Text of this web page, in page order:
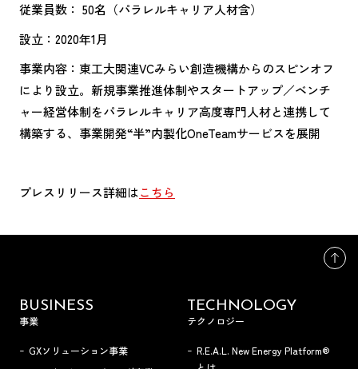
従業員数： 50名（パラレルキャリア人材含）
設立：2020年1月
事業内容：東工大関連VCみらい創造機構からのスピンオフ
により設立。新規事業推進体制やスタートアップ／ベンチ
ャー経営体制をパラレルキャリア高度専門人材と連携して
構築する、事業開発“半”内製化OneTeamサービスを展開
プレスリリース詳細はこちら
BUSINESS
事業
GXソリューション事業
TECHNOLOGY
テクノロジー
R.E.A.L. New Energy Platform®